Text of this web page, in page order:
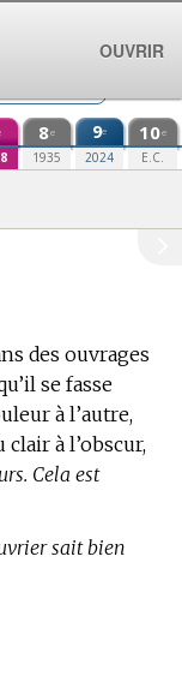
8e
1935
9e
2024
10e
E.C.
des ouvrages
se fasse
à l’autre,
à l’obscur,
Cela est
sait bien
OUVRIR